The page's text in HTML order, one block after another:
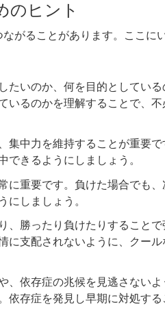
のヒント
がることがあります。ここに
たいのか、何を目的としてい
いるのかを理解することで、
集中力を維持することが重要
できるようにしましょう。
に重要です。負けた場合でも
にしましょう。
、勝ったり負けたりすることで
に支配されないように、クール
、依存症の兆候を見逃さない
依存症を発見し早期に対処す